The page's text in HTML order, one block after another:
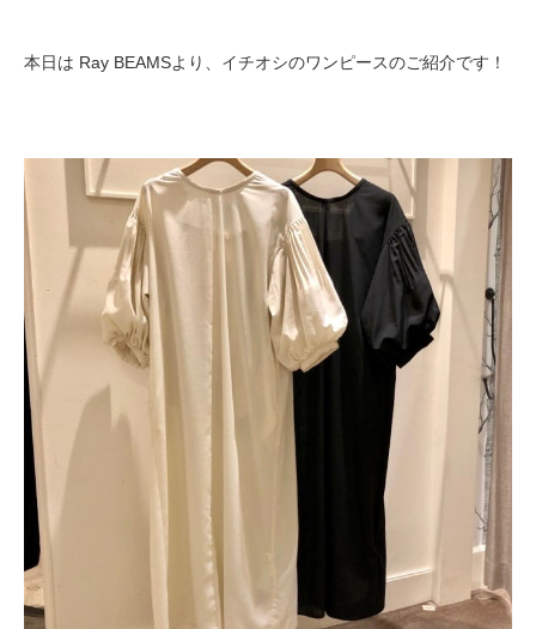
本日は Ray BEAMSより、イチオシのワンピースのご紹介です！